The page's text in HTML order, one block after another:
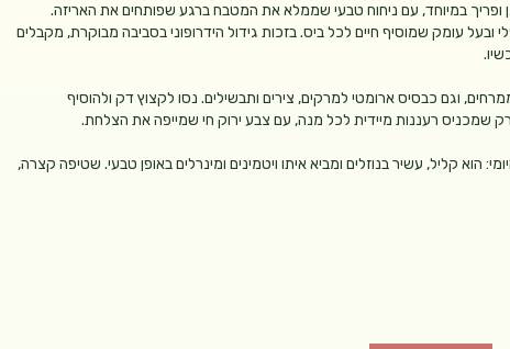
ופריך במיוחד, עם ניחוח טבעי שממלא את המטבח ברגע שפותחים את האריזה.
עומק שמוסיף חיים לכל ביס. בזכות גידול הידרופוני בסביבה מבוקרת, מקבלים
וממרחים, וגם כבסיס ארומטי למרקים, צירים ותבשילים. נסו לקצוץ דק ולהוסיף
שמכניס רעננות מיידית לכל מנה, עם צבע ירוק חי שמייפה את הצלחת.
קליל, עשיר בנוזלים ומביא איתו ויטמינים ומינרלים באופן טבעי. שטיפה קצרה,